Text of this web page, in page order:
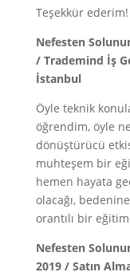
Teşekkür
Nefesten
/ Trademind İş
İstanbul
Öyle teknik
öğrendim, öyle
dönüştürücü
muhteşem bir
hemen hayata
olacağı,
orantılı bir
Nefesten
2019 / Satın